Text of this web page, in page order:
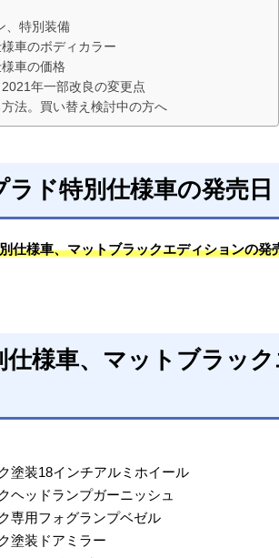
、特別装備
車のボディカラー
車の価格
年一部改良の変更点
法。買い替え検討中の方へ
ラド特別仕様車の発売日
仕様車、マットブラックエディションの発
仕様車、マットブラッ
塗装18インチアルミホイール
ヘッドランプガーニッシュ
専用フォグランプベゼル
塗装ドアミラー